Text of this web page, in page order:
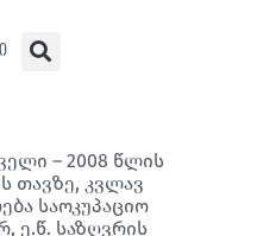
– 2008 წლის
თავზე, კვლავ
საოკუპაციო
ე.წ. საზღვრის